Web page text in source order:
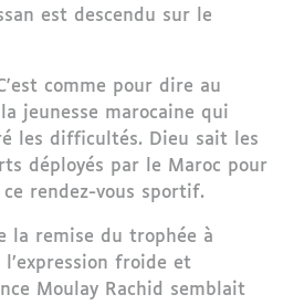
est descendu sur le
comme pour dire au
jeunesse marocaine qui
les difficultés. Dieu sait les
déployés par le Maroc pour
rendez-vous sportif.
la remise du trophée à
l’expression froide et
Moulay Rachid semblait